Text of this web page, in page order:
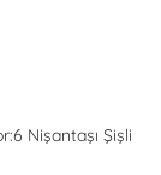
Nişantaşı Şişli